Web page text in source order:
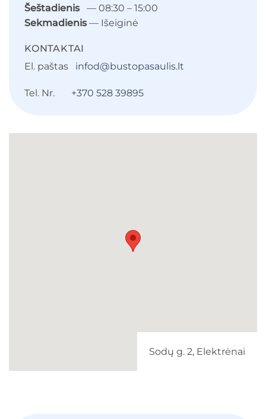
Šeštadienis — 08:30 – 15:00
Sekmadienis— Išeiginė
KONTAKTAI
El. paštas infod@bustopasaulis.lt
Tel. Nr. +370 528 39895
Sodų g. 2, Elektrėnai